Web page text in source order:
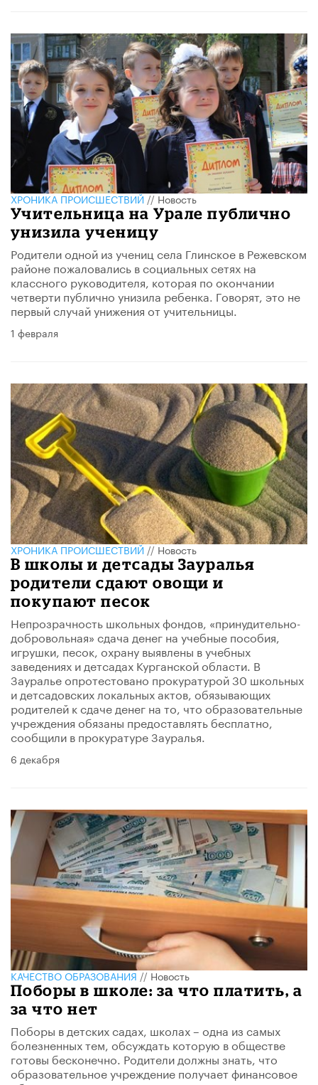
ХРОНИКА ПРОИСШЕСТВИЙ//Новость
Учительница на Урале публично
унизила ученицу
Родители одной из учениц села Глинское в Режевском
районе пожаловались в социальных сетях на
классного руководителя, которая по окончании
четверти публично унизила ребенка. Говорят, это не
первый случай унижения от учительницы.
1 февраля
ХРОНИКА ПРОИСШЕСТВИЙ//Новость
В школы и детсады Зауралья
родители сдают овощи и
покупают песок
Непрозрачность школьных фондов, «принудительно-
добровольная» сдача денег на учебные пособия,
игрушки, песок, охрану выявлены в учебных
заведениях и детсадах Курганской области. В
Зауралье опротестовано прокуратурой 30 школьных
и детсадовских локальных актов, обязывающих
родителей к сдаче денег на то, что образовательные
учреждения обязаны предоставлять бесплатно,
сообщили в прокуратуре Зауралья.
6 декабря
КАЧЕСТВО ОБРАЗОВАНИЯ//Новость
Поборы в школе: за что платить, а
за что нет
Поборы в детских садах, школах – одна из самых
болезненных тем, обсуждать которую в обществе
готовы бесконечно. Родители должны знать, что
образовательное учреждение получает финансовое